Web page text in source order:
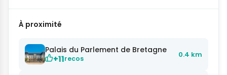
À proximité
Palais du Parlement de Bretagne
+11recos 0.4 km